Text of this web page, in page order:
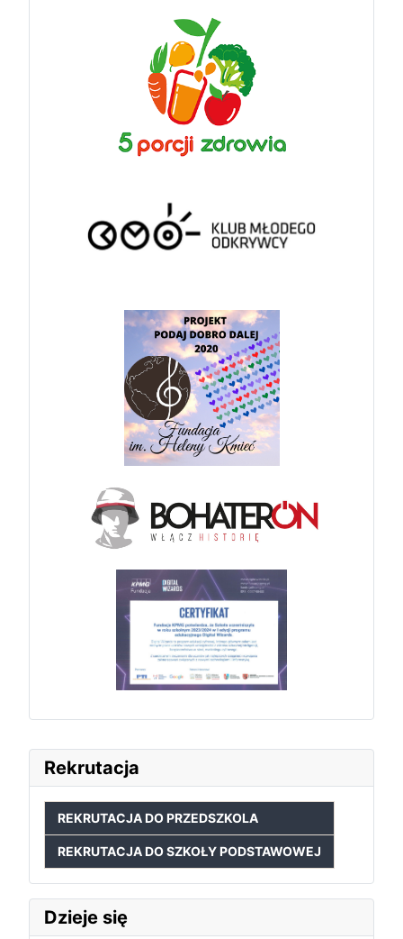
Rekrutacja
REKRUTACJA DO PRZEDSZKOLA
REKRUTACJA DO SZKOŁY PODSTAWOWEJ
Dzieje się